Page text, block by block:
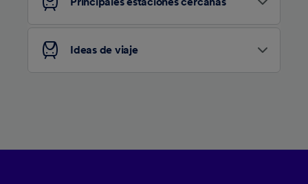
Ideas de viaje